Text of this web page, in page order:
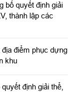
bố quyết định giải
thành lập các
điểm phục dựng
khu
định giải thể,